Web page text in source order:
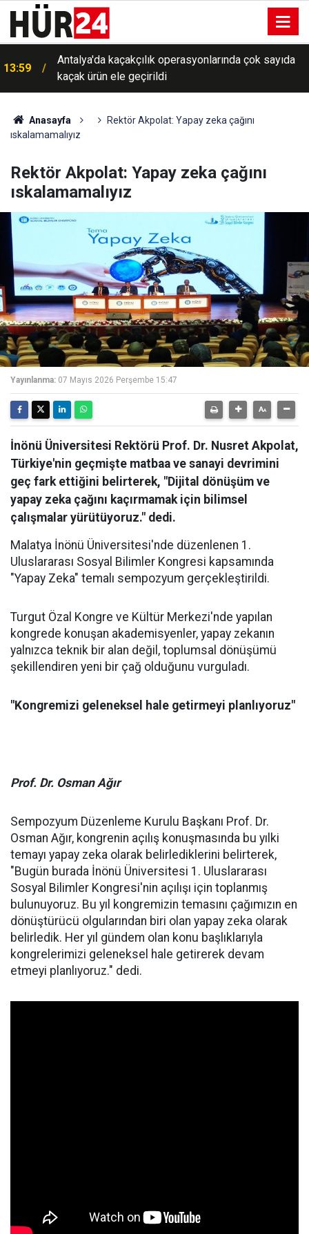
13:57
Avrupa kavruluyor: İtalya'da tüm büyük kentler en
yüksek sıcaklık alarmında
Anasayfa
Rektör Akpolat: Yapay zeka çağını
ıskalamamalıyız
Rektör Akpolat: Yapay zeka çağını
ıskalamamalıyız
Yayınlanma: 07 Mayıs 2026 Perşembe 15:47
İnönü Üniversitesi Rektörü Prof. Dr. Nusret Akpolat,
Türkiye'nin geçmişte matbaa ve sanayi devrimini
geç fark ettiğini belirterek, "Dijital dönüşüm ve
yapay zeka çağını kaçırmamak için bilimsel
çalışmalar yürütüyoruz." dedi.
Malatya İnönü Üniversitesi'nde düzenlenen 1.
Uluslararası Sosyal Bilimler Kongresi kapsamında
"Yapay Zeka" temalı sempozyum gerçekleştirildi.
Turgut Özal Kongre ve Kültür Merkezi'nde yapılan
kongrede konuşan akademisyenler, yapay zekanın
yalnızca teknik bir alan değil, toplumsal dönüşümü
şekillendiren yeni bir çağ olduğunu vurguladı.
"Kongremizi geleneksel hale getirmeyi planlıyoruz"
Prof. Dr. Osman Ağır
Sempozyum Düzenleme Kurulu Başkanı Prof. Dr.
Osman Ağır, kongrenin açılış konuşmasında bu yılki
temayı yapay zeka olarak belirlediklerini belirterek,
"Bugün burada İnönü Üniversitesi 1. Uluslararası
Sosyal Bilimler Kongresi'nin açılışı için toplanmış
bulunuyoruz. Bu yıl kongremizin temasını çağımızın en
dönüştürücü olgularından biri olan yapay zeka olarak
belirledik. Her yıl gündem olan konu başlıklarıyla
kongrelerimizi geleneksel hale getirerek devam
etmeyi planlıyoruz." dedi.